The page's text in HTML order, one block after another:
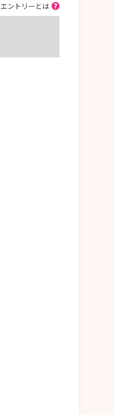
エントリーとは